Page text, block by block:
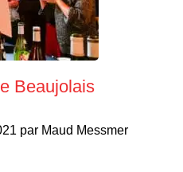
Beaujolais
par Maud Messmer